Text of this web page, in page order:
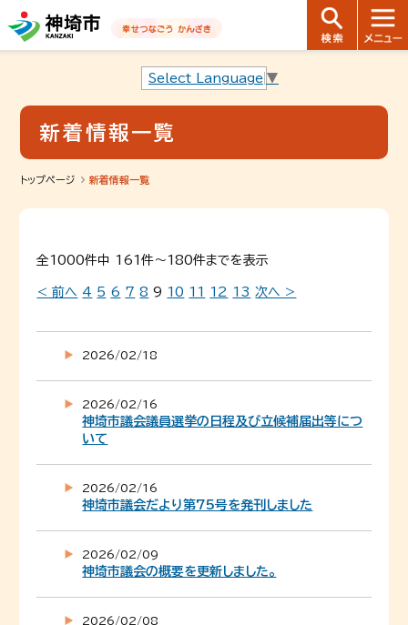
音声読み上げ用ナビゲーションです。
本文へ移動します
ページ最後（フッター）へ移動します
音声読み上げ用ナビゲーションはここまでです。
Select Language ▼
新着情報一覧
トップページ 新着情報一覧
全1000件中 161件～180件までを表示
< 前へ 4 5 6 7 8 9 10 11 12 13 次へ >
2026/02/18
2026/02/16
神埼市議会議員選挙の日程及び立候補届出等につ
いて
2026/02/16
神埼市議会だより第75号を発刊しました
2026/02/09
神埼市議会の概要を更新しました。
2026/02/08